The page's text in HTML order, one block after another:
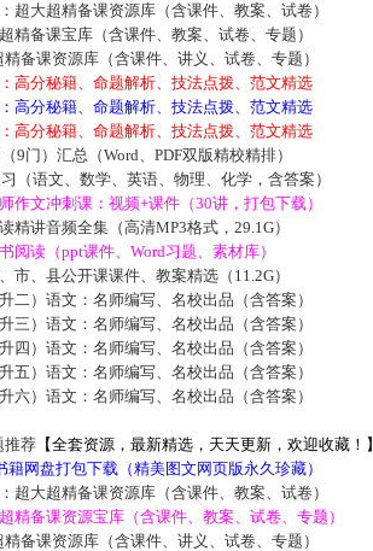
超大超精备课资源库（含课件、教案、试卷）
精备课宝库（含课件、教案、试卷、专题）
备课资源库（含课件、讲义、试卷、专题）
高分秘籍、命题解析、技法点拨、范文精选
高分秘籍、命题解析、技法点拨、范文精选
高分秘籍、命题解析、技法点拨、范文精选
9门）汇总（Word、PDF双版精校精排）
（语文、数学、英语、物理、化学，含答案）
作文冲刺课：视频+课件（30讲，打包下载）
精讲音频全集（高清MP3格式，29.1G）
阅读（ppt课件、Word习题、素材库）
市、县公开课课件、教案精选（11.2G）
二）语文：名师编写、名校出品（含答案）
三）语文：名师编写、名校出品（含答案）
四）语文：名师编写、名校出品（含答案）
五）语文：名师编写、名校出品（含答案）
六）语文：名师编写、名校出品（含答案）
推荐【全套资源，最新精选，天天更新，欢迎收藏！】
网盘打包下载（精美图文网页版永久珍藏）
超大超精备课资源库（含课件、教案、试卷）
精备课资源宝库（含课件、教案、试卷、专题）
备课资源库（含课件、讲义、试卷、专题）